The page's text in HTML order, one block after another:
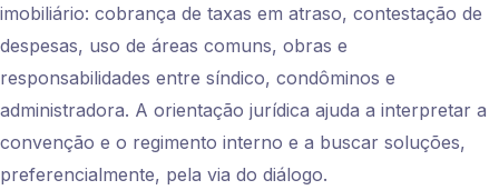
imobiliário: cobrança de taxas em atraso, contestação de
despesas, uso de áreas comuns, obras e
responsabilidades entre síndico, condôminos e
administradora. A orientação jurídica ajuda a interpretar a
convenção e o regimento interno e a buscar soluções,
preferencialmente, pela via do diálogo.